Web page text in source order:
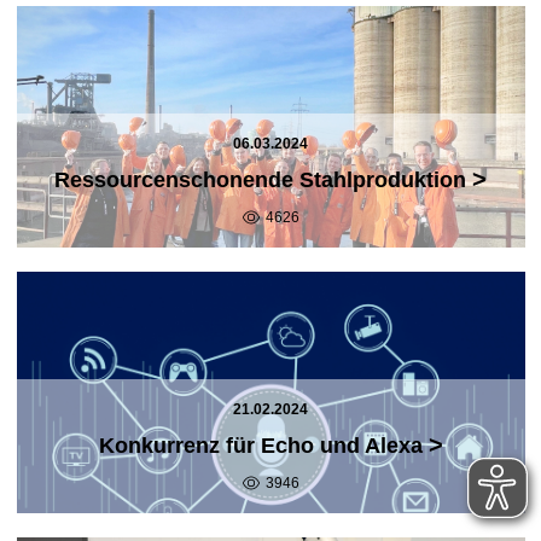
06.03.2024
Ressourcenschonende Stahlproduktion>
4626
21.02.2024
Konkurrenz für Echo und Alexa>
3946